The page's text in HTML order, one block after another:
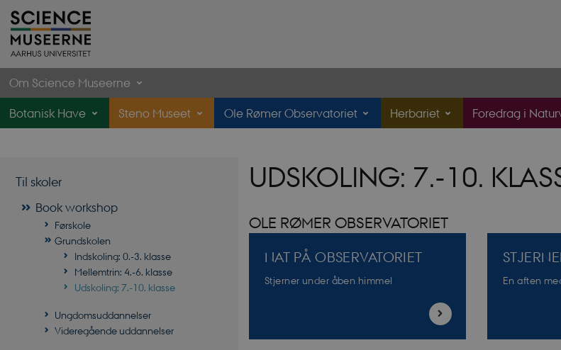
Botanisk Have Steno Museet Ole Rømer Observatoriet Herbariet Foredrag i
Om Science Museerne
Til skoler
Book workshop
Førskole
Grundskolen
Indskoling: 0.-3. klasse
Mellemtrin: 4.-6. klasse
Udskoling: 7.-10. klasse
Ungdomsuddannelser
Videregående uddannelser
UDSKOLING: 7.-10.
OLE RØMER OBSERVATORIET
NAT PÅ OBSERVATORIET
Stjerner under åben himmel En aften